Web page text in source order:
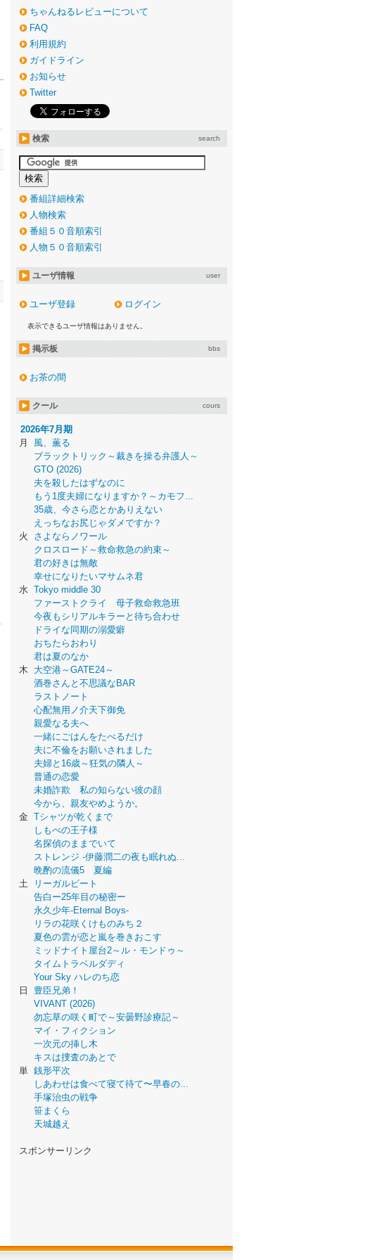
ちゃんねるレビューについて
FAQ
利用規約
ガイドライン
お知らせ
Twitter
検索 search
番組詳細検索
人物検索
番組５０音順索引
人物５０音順索引
ユーザ情報 user
ユーザ登録 ログイン
表示できるユーザ情報はありません。
掲示板 bbs
お茶の間
クール cours
2026年7月期
月
風、薫る
ブラックトリック～裁きを操る弁護人～
GTO (2026)
夫を殺したはずなのに
もう1度夫婦になりますか？～カモフ...
35歳、今さら恋とかありえない
えっちなお尻じゃダメですか？
火
さよならノワール
クロスロード～救命救急の約束～
君の好きは無敵
幸せになりたいマサムネ君
水 Tokyo middle 30
ファーストクライ 母子救命救急班
今夜もシリアルキラーと待ち合わせ
ドライな同期の溺愛癖
おちたらおわり
君は夏のなか
木
大空港～GATE24～
酒巻さんと不思議なBAR
ラストノート
心配無用ノ介天下御免
親愛なる夫へ
一緒にごはんをたべるだけ
夫に不倫をお願いされました
夫婦と16歳～狂気の隣人～
普通の恋愛
未婚詐欺 私の知らない彼の顔
今から、親友やめようか。
金 Tシャツが乾くまで
しもべの王子様
名探偵のままでいて
ストレンジ -伊藤潤二の夜も眠れぬ...
晩酌の流儀5 夏編
土
リーガルビート
告白ー25年目の秘密ー
永久少年-Eternal Boys-
リラの花咲くけものみち２
夏色の雲が恋と嵐を巻きおこす
ミッドナイト屋台2～ル・モンドゥ～
タイムトラベルダディ
Your Sky ハレのち恋
日
豊臣兄弟！
VIVANT (2026)
勿忘草の咲く町で～安曇野診療記～
マイ・フィクション
一次元の挿し木
キスは捜査のあとで
単 銭形平次
しあわせは食べて寝て待て〜早春の...
手塚治虫の戦争
笹まくら
天城越え
スポンサーリンク